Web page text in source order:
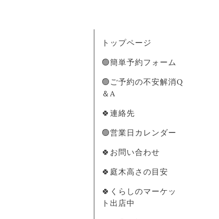
トップページ
🟢簡単予約フォーム
🟢ご予約の不安解消Q
＆A
🍀連絡先
🟢営業日カレンダー
🍀お問い合わせ
🍀庭木高さの目安
🍀くらしのマーケッ
ト出店中